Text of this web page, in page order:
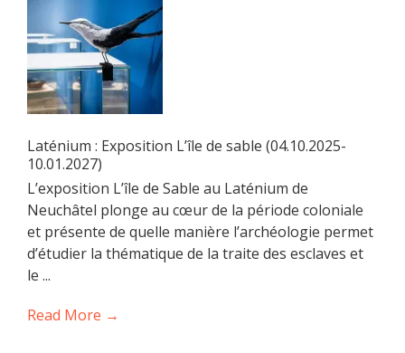
Laténium : Exposition L’île de sable (04.10.2025-
10.01.2027)
L’exposition L’île de Sable au Laténium de
Neuchâtel plonge au cœur de la période coloniale
et présente de quelle manière l’archéologie permet
d’étudier la thématique de la traite des esclaves et
le ...
Read More →